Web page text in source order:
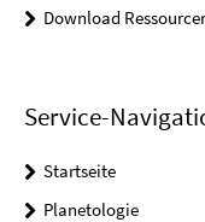
Download
Service-
Startseite
Planetologie